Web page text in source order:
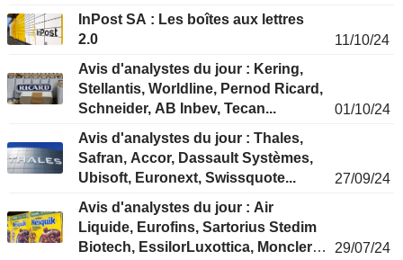
InPost SA : Les boîtes aux lettres
2.0
11/10/24
Avis d'analystes du jour : Kering,
Stellantis, Worldline, Pernod Ricard,
Schneider, AB Inbev, Tecan...
01/10/24
Avis d'analystes du jour : Thales,
Safran, Accor, Dassault Systèmes,
Ubisoft, Euronext, Swissquote...
27/09/24
Avis d'analystes du jour : Air
Liquide, Eurofins, Sartorius Stedim
Biotech, EssilorLuxottica, Moncler,
29/07/24